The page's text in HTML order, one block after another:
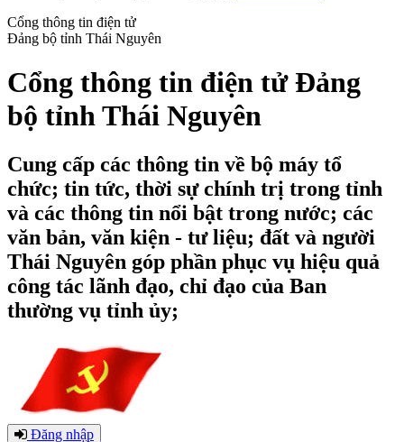
Cổng thông tin điện tử
Đảng bộ tỉnh Thái Nguyên
Cổng thông tin điện tử Đảng
bộ tỉnh Thái Nguyên
Cung cấp các thông tin về bộ máy tổ
chức; tin tức, thời sự chính trị trong tỉnh
và các thông tin nổi bật trong nước; các
văn bản, văn kiện - tư liệu; đất và người
Thái Nguyên góp phần phục vụ hiệu quả
công tác lãnh đạo, chỉ đạo của Ban
thường vụ tỉnh ủy;
Đăng nhập